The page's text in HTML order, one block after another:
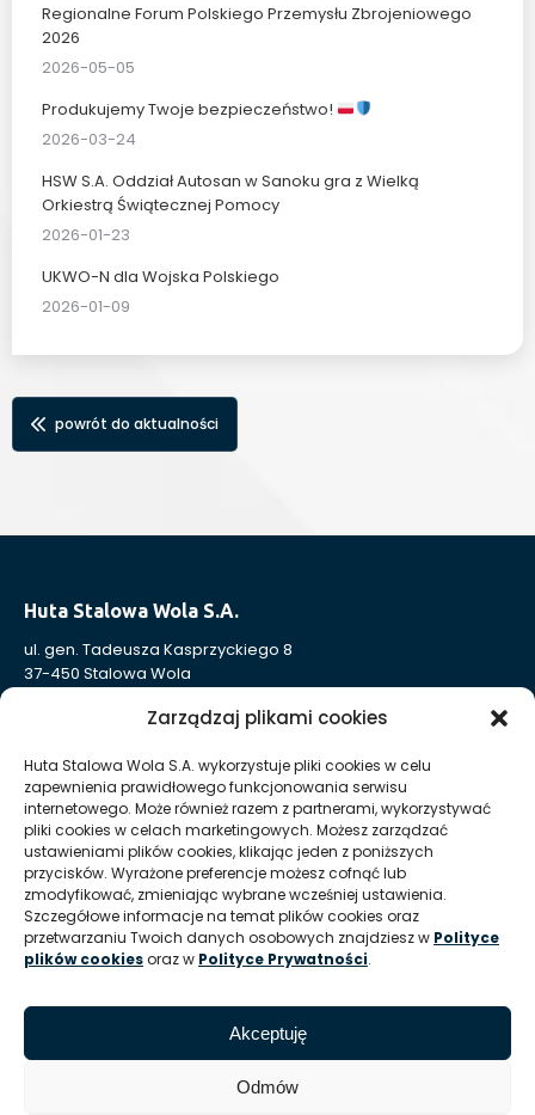
Zarządzaj plikami cookies
Huta Stalowa Wola S.A. wykorzystuje pliki cookies w celu
zapewnienia prawidłowego funkcjonowania serwisu
internetowego. Może również razem z partnerami, wykorzystywać
pliki cookies w celach marketingowych. Możesz zarządzać
ustawieniami plików cookies, klikając jeden z poniższych
przycisków. Wyrażone preferencje możesz cofnąć lub
zmodyfikować, zmieniając wybrane wcześniej ustawienia.
Szczegółowe informacje na temat plików cookies oraz
przetwarzaniu Twoich danych osobowych znajdziesz w Polityce
plików cookiesoraz w Polityce Prywatności.
Akceptuję
Odmów
Regionalne Forum Polskiego Przemysłu Zbrojeniowego
2026
2026-05-05
Produkujemy Twoje bezpieczeństwo!
2026-03-24
HSW S.A. Oddział Autosan w Sanoku gra z Wielką
Orkiestrą Świątecznej Pomocy
2026-01-23
UKWO-N dla Wojska Polskiego
2026-01-09
powrót do aktualności
Huta Stalowa Wola S.A.
ul. gen. Tadeusza Kasprzyckiego 8
37-450 Stalowa Wola
Nr KRS: 0000004324
REGON: 830005443
Sąd Rejonowy w Rzeszowie, XII Wydział Gospodarczy
Krajowego Rejestru Sądowego
Kapitał Zakładowy: 332 905 973,00 zł – opłacony w całości
Huta Stalowa Wola S.A. Oddział Autosan w Sanoku
ul. Lipińskiego 109
REGON Oddziału 830005443-00214
T: